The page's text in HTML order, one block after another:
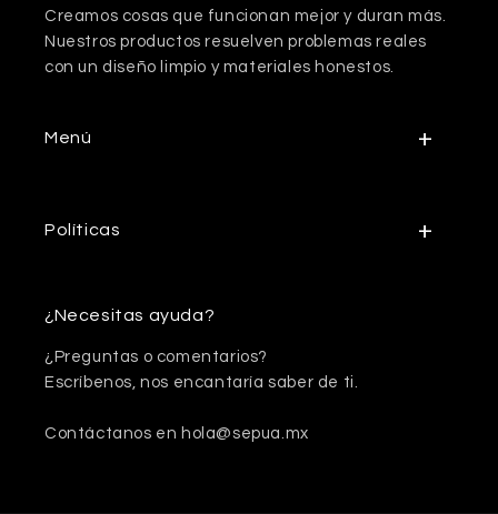
Creamos cosas que funcionan mejor y duran más.
Nuestros productos resuelven problemas reales
con un diseño limpio y materiales honestos.
Menú
Políticas
¿Necesitas ayuda?
¿Preguntas o comentarios?
Escríbenos, nos encantaría saber de ti.
Contáctanos en hola@sepua.mx